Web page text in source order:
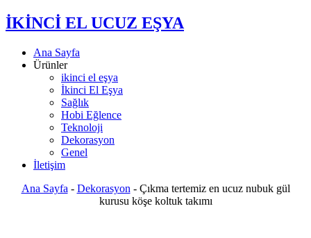
İKİNCİ EL UCUZ EŞYA
Ana Sayfa
Ürünler
ikinci el eşya
İkinci El Eşya
Sağlık
Hobi Eğlence
Teknoloji
Dekorasyon
Genel
İletişim
Ana Sayfa - Dekorasyon - Çıkma tertemiz en ucuz nubuk gül
kurusu köşe koltuk takımı